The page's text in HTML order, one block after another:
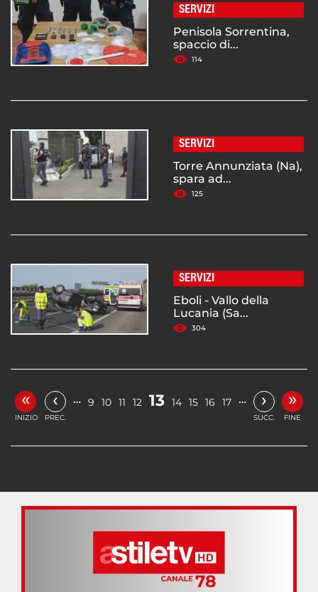
SERVIZI
Penisola Sorrentina,
spaccio di...
114
SERVIZI
Torre Annunziata (Na),
spara ad...
125
SERVIZI
Eboli - Vallo della
Lucania (Sa...
304
«
INIZIO
‹
PREC.
… 9 10 11 12 13 14 15 16 17 … ›
SUCC.
»
FINE